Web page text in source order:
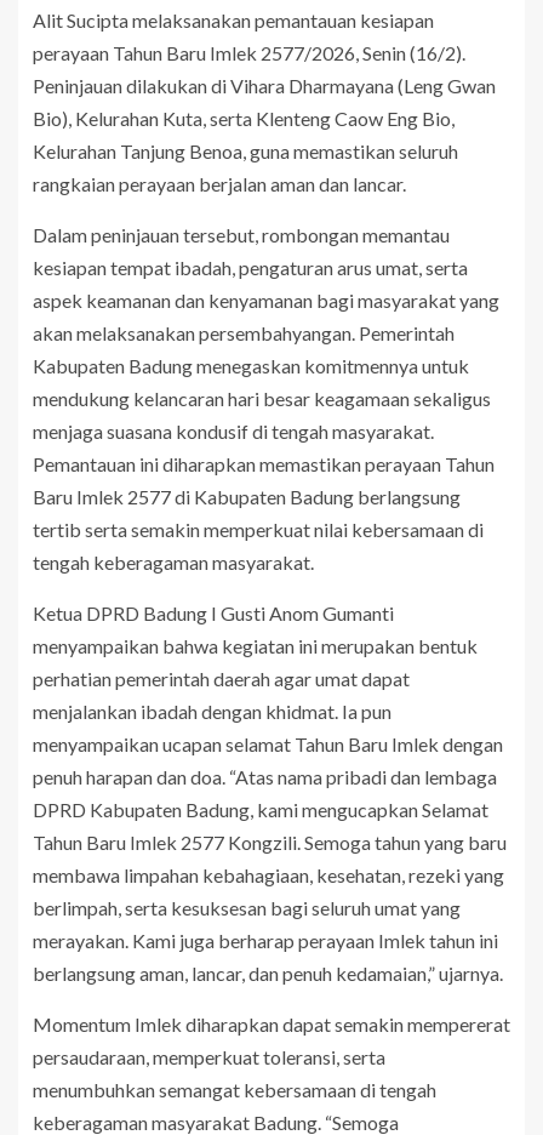
Alit Sucipta melaksanakan pemantauan kesiapan
perayaan Tahun Baru Imlek 2577/2026, Senin (16/2).
Peninjauan dilakukan di Vihara Dharmayana (Leng Gwan
Bio), Kelurahan Kuta, serta Klenteng Caow Eng Bio,
Kelurahan Tanjung Benoa, guna memastikan seluruh
rangkaian perayaan berjalan aman dan lancar.
Dalam peninjauan tersebut, rombongan memantau
kesiapan tempat ibadah, pengaturan arus umat, serta
aspek keamanan dan kenyamanan bagi masyarakat yang
akan melaksanakan persembahyangan. Pemerintah
Kabupaten Badung menegaskan komitmennya untuk
mendukung kelancaran hari besar keagamaan sekaligus
menjaga suasana kondusif di tengah masyarakat.
Pemantauan ini diharapkan memastikan perayaan Tahun
Baru Imlek 2577 di Kabupaten Badung berlangsung
tertib serta semakin memperkuat nilai kebersamaan di
tengah keberagaman masyarakat.
Ketua DPRD Badung I Gusti Anom Gumanti
menyampaikan bahwa kegiatan ini merupakan bentuk
perhatian pemerintah daerah agar umat dapat
menjalankan ibadah dengan khidmat. Ia pun
menyampaikan ucapan selamat Tahun Baru Imlek dengan
penuh harapan dan doa. “Atas nama pribadi dan lembaga
DPRD Kabupaten Badung, kami mengucapkan Selamat
Tahun Baru Imlek 2577 Kongzili. Semoga tahun yang baru
membawa limpahan kebahagiaan, kesehatan, rezeki yang
berlimpah, serta kesuksesan bagi seluruh umat yang
merayakan. Kami juga berharap perayaan Imlek tahun ini
berlangsung aman, lancar, dan penuh kedamaian,” ujarnya.
Momentum Imlek diharapkan dapat semakin mempererat
persaudaraan, memperkuat toleransi, serta
menumbuhkan semangat kebersamaan di tengah
keberagaman masyarakat Badung. “Semoga